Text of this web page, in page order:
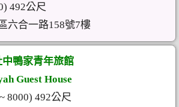
492公尺
六合一路158號7樓
中鴨家青年旅館
Guest House
8000) 492公尺